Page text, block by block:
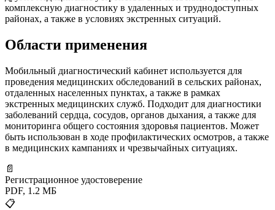
комплексную диагностику в удаленных и труднодоступных
районах, а также в условиях экстренных ситуаций.
Области применения
Мобильный диагностический кабинет используется для
проведения медицинских обследований в сельских районах,
отдаленных населенных пунктах, а также в рамках
экстренных медицинских служб. Подходит для диагностики
заболеваний сердца, сосудов, органов дыхания, а также для
мониторинга общего состояния здоровья пациентов. Может
быть использован в ходе профилактических осмотров, а также
в медицинских кампаниях и чрезвычайных ситуациях.
📄
Регистрационное удостоверение
PDF, 1.2 МБ
📋